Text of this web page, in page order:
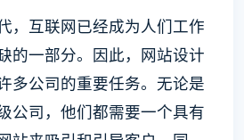
，互联网已经成为人们工作
的一部分。因此，网站设计
多公司的重要任务。无论是
公司，他们都需要一个具有